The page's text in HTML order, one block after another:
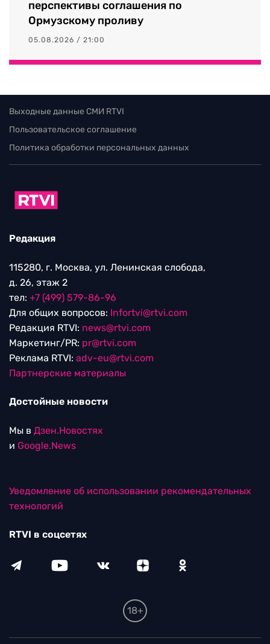
перспективы соглашения по
Ормузскому проливу
05.08.2026 / 21:00
Выходные данные СМИ RTVI
Пользовательское соглашение
Политика обработки персональных данных
Редакция
115280, г. Москва, ул. Ленинская слобода,
д. 26, этаж 2
тел: +7 (499) 579-86-96
Для общих вопросов: Infortvi@rtvi.com
Редакция RTVI: news@rtvi.com
Маркетинг/PR: pr@rtvi.com
Реклама RTVI: adv-eu@rtvi.com
Партнерские материалы
Достойные новости
Мы в Дзен.Новостях
и Google.News
Уведомление об использовании рекомендательных
технологий
RTVI в соцсетях
18+